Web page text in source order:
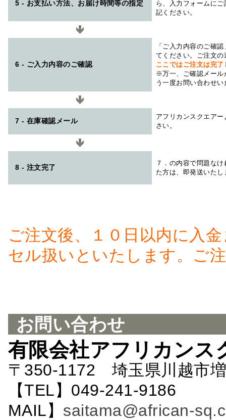
5 - お支払い方法、お届け時間等の指定
ら、入力フォームに
記ください。
6 - ご入力内容のご確認
「ご入力内容のご確
てください。ご注文
ここではご注文は完
※万一、ご確認メール
う一度お問い合わせ
7 - 在庫確認メール
アフリカンスクエアー
さい。
8 - 注文完了
７．の内容で問題な
た方は、即発送いたし
ご注文後、１０日以内に入
セル扱いといたします。ご
お問い合わせ
有限会社アフリカンス
〒350-1172 埼玉県川越市
【TEL】049-241-
MAIL】 saitama@african-